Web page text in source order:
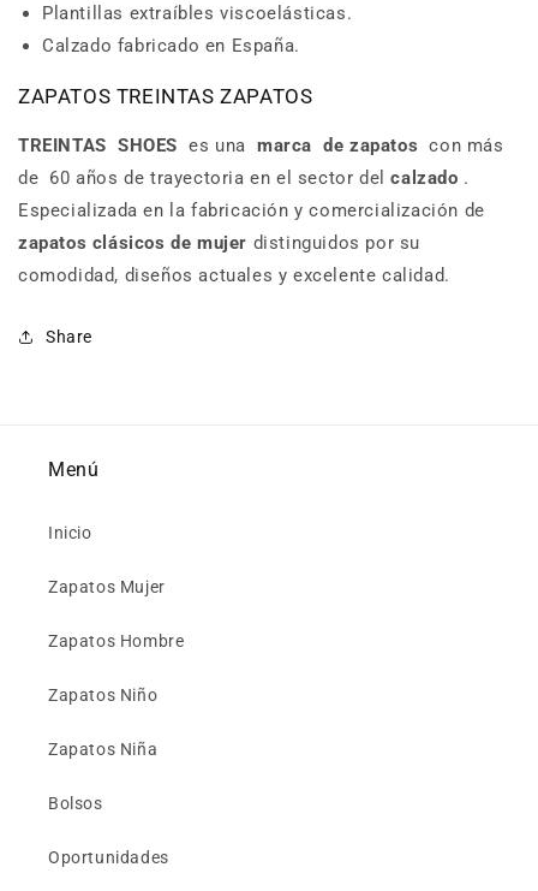
Plantillas extraíbles viscoelásticas.
Calzado fabricado en España.
ZAPATOS TREINTAS ZAPATOS
TREINTAS SHOES es unamarca de zapatos con más
de 60 años de trayectoria en el sector delcalzado .
Especializada en la fabricación y comercialización de
zapatos clásicos de mujer distinguidos por su
comodidad, diseños actuales y excelente calidad.
Share
Menú
Inicio
Zapatos Mujer
Zapatos Hombre
Zapatos Niño
Zapatos Niña
Bolsos
Oportunidades